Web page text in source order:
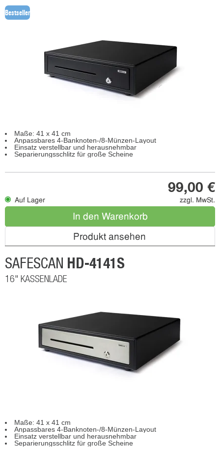
Bestseller
Maße: 41 x 41 cm
Anpassbares 4-Banknoten-/8-Münzen-Layout
Einsatz verstellbar und herausnehmbar
Separierungsschlitz für große Scheine
Auf Lager
99,00 €
zzgl. MwSt.
In den Warenkorb
Produkt ansehen
SAFESCAN HD-4141S
16" KASSENLADE
Maße: 41 x 41 cm
Anpassbares 4-Banknoten-/8-Münzen-Layout
Einsatz verstellbar und herausnehmbar
Separierungsschlitz für große Scheine